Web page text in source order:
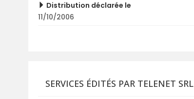
Distribution déclarée le
11/10/2006
SERVICES ÉDITÉS PAR TELENET SRL